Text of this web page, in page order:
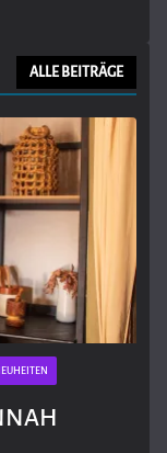
ALLE BEITRÄGE